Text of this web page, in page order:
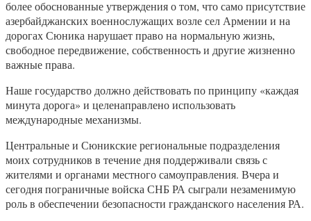
более обоснованные утверждения о том, что само присутствие
азербайджанских военнослужащих возле сел Армении и на
дорогах Сюника нарушает право на нормальную жизнь,
свободное передвижение, собственность и другие жизненно
важные права.
Наше государство должно действовать по принципу «каждая
минута дорога» и целенаправлено использовать
международные механизмы.
Центральные и Сюникские региональные подразделения
моих сотрудников в течение дня поддерживали связь с
жителями и органами местного самоуправления. Вчера и
сегодня пограничные войска СНБ РА сыграли незаменимую
роль в обеспечении безопасности гражданского населения РА.